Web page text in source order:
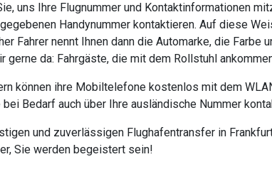
uns Ihre Flugnummer und Kontaktinformationen
Handynummer kontaktieren. Auf diese
Fahrer nennt Ihnen dann die Automarke, die
da: Fahrgäste, die mit dem Rollstuhl
können ihre Mobiltelefone kostenlos mit dem
Bedarf auch über Ihre ausländische Nummer
und zuverlässigen Flughafentransfer in
Sie werden begeistert sein!